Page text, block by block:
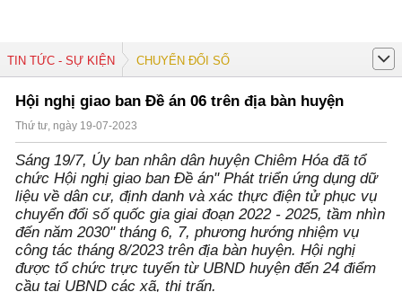
TIN TỨC - SỰ KIỆN CHUYỂN ĐỔI SỐ
Hội nghị giao ban Đề án 06 trên địa bàn huyện
Thứ tư, ngày 19-07-2023
Sáng 19/7, Ủy ban nhân dân huyện Chiêm Hóa đã tổ
chức Hội nghị giao ban Đề án" Phát triển ứng dụng dữ
liệu về dân cư, định danh và xác thực điện tử phục vụ
chuyển đổi số quốc gia giai đoạn 2022 - 2025, tầm nhìn
đến năm 2030" tháng 6, 7, phương hướng nhiệm vụ
công tác tháng 8/2023 trên địa bàn huyện. Hội nghị
được tổ chức trực tuyến từ UBND huyện đến 24 điểm
cầu tại UBND các xã, thị trấn.